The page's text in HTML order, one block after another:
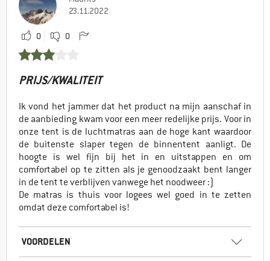
23.11.2022
0 0
PRIJS/KWALITEIT
Ik vond het jammer dat het product na mijn aanschaf in
de aanbieding kwam voor een meer redelijke prijs. Voor in
onze tent is de luchtmatras aan de hoge kant waardoor
de buitenste slaper tegen de binnentent aanligt. De
hoogte is wel fijn bij het in en uitstappen en om
comfortabel op te zitten als je genoodzaakt bent langer
in de tent te verblijven vanwege het noodweer :)
De matras is thuis voor logees wel goed in te zetten
omdat deze comfortabel is!
VOORDELEN